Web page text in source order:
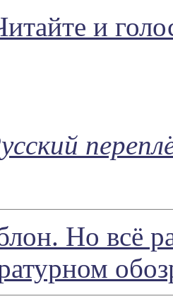
и
Но всё